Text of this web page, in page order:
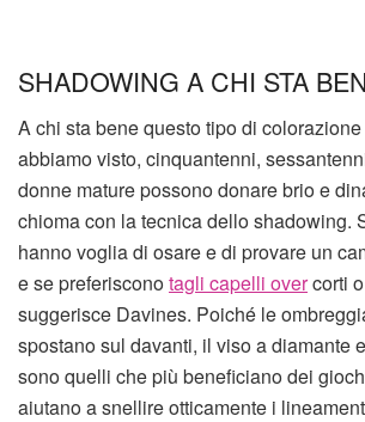
SHADOWING A CHI STA
A chi sta bene questo tipo di
abbiamo visto, cinquantenni,
donne mature possono donare brio e
chioma con la tecnica dello shadowing.
hanno voglia di osare e di provare un
e se preferisconotagli capelli overcorti
suggerisce Davines. Poiché le
spostano sul davanti, il viso a diamante
sono quelli che più beneficiano dei
aiutano a snellire otticamente i